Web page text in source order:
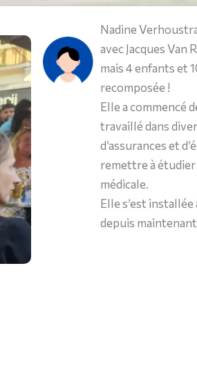
Nadine
avec Jacques
mais 4 enfants et
recomposée !
Elle a commencé
travaillé dans
d’assurances et
remettre à
médicale.
Elle s’est
depuis